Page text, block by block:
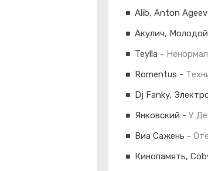
Alib, Anton Ageev
Акулич,
Teylla -
Romentus -
Dj Fanky,
Янковский - У
Виа Сажень -
Кинопамять,